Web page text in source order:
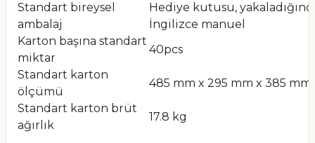
Standart bireysel
ambalaj
Hediye kutusu,
İngilizce manuel
Karton başına standart
miktar
40pcs
Standart karton
ölçümü
485 mm x 295 mm x 385 mm
Standart karton brüt
ağırlık
17.8 kg